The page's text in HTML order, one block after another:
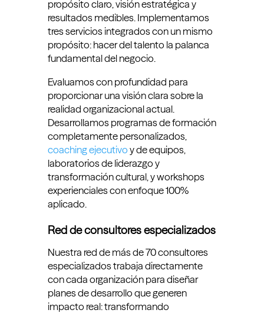
propósito claro, visión estratégica y
resultados medibles. Implementamos
tres servicios integrados con un mismo
propósito: hacer del talento la palanca
fundamental del negocio.
Evaluamos con profundidad para
proporcionar una visión clara sobre la
realidad organizacional actual.
Desarrollamos programas de formación
completamente personalizados,
coaching ejecutivoy de equipos,
laboratorios de liderazgo y
transformación cultural, y workshops
experienciales con enfoque 100%
aplicado.
Red de consultores especializados
Nuestra red de más de 70 consultores
especializados trabaja directamente
con cada organización para diseñar
planes de desarrollo que generen
impacto real: transformando